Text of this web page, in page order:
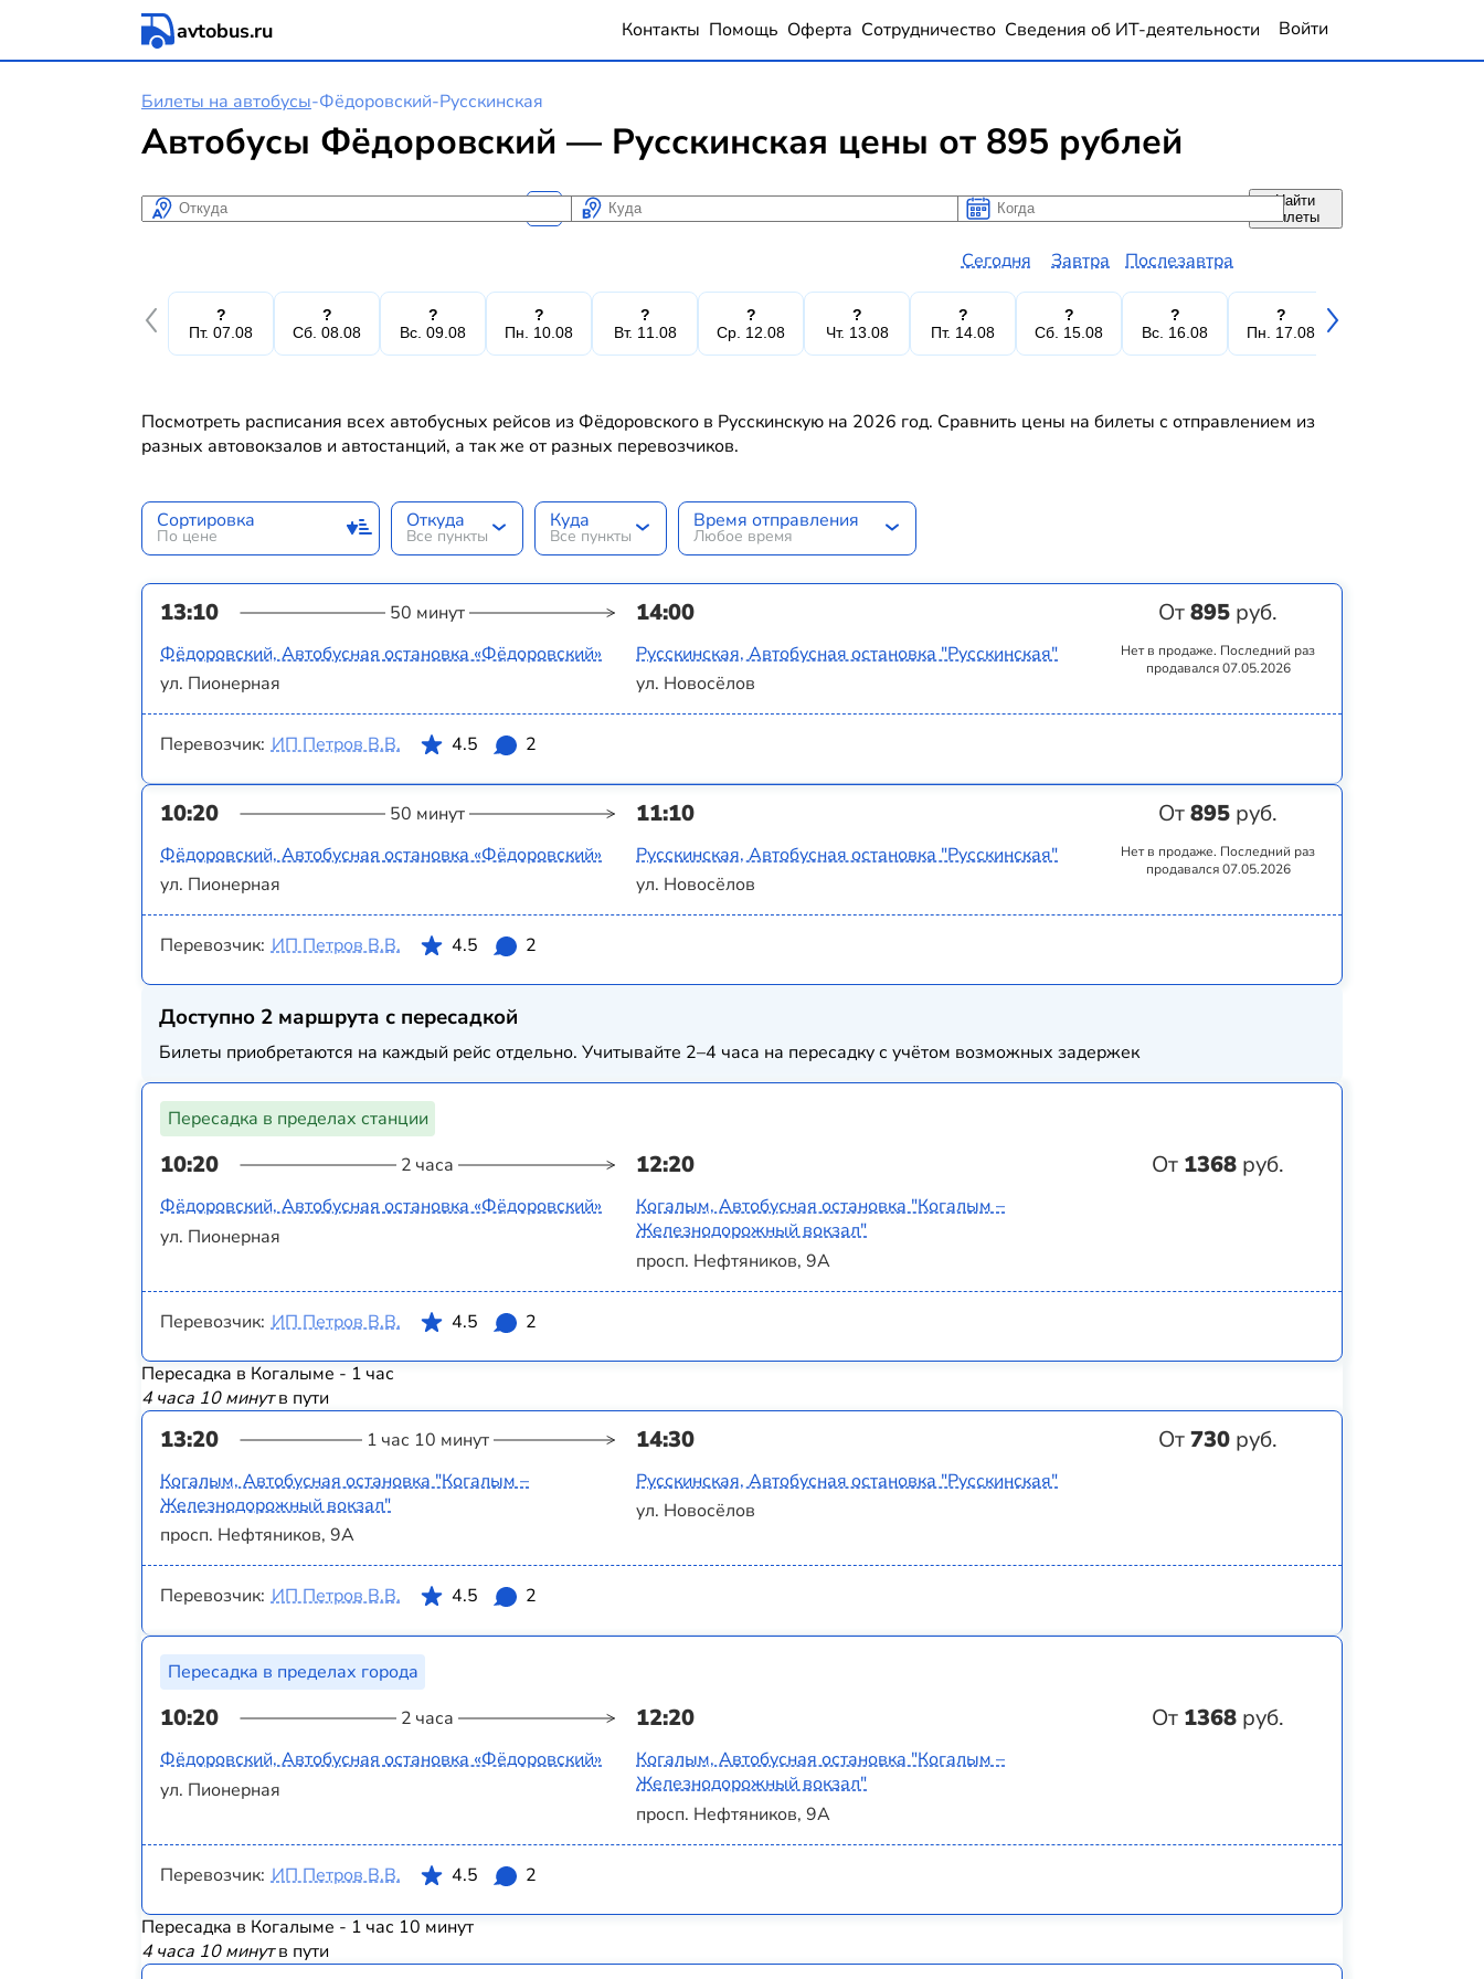
avtobus.ru Контакты Помощь Оферта Сотрудничество Сведения об ИТ-деятельности Войти
Билеты на автобусы-Фёдоровский-Русскинская
Автобусы Фёдоровский — Русскинская цены от 895 рублей
Откуда Куда Когда
Когда
Сегодня Завтра Послезавтра
Найти
билеты
?
Пт. 07.08
?
Сб. 08.08
?
Вс. 09.08
?
Пн. 10.08
?
Вт. 11.08
?
Ср. 12.08
?
Чт. 13.08
?
Пт. 14.08
?
Сб. 15.08
?
Вс. 16.08
?
Пн. 17.08
Посмотреть расписания всех автобусных рейсов из Фёдоровского в Русскинскую на 2026 год. Сравнить цены на билеты с отправлением из
разных автовокзалов и автостанций, а так же от разных перевозчиков.
Сортировка
По цене
Откуда
Все пункты
Куда
Все пункты
Время отправления
Любое время
13:10 50 минут 14:00 От895 руб.
Фёдоровский, Автобусная остановка «Фёдоровский»
ул. Пионерная
Русскинская, Автобусная остановка "Русскинская"
ул. Новосёлов
Нет в продаже. Последний раз
продавался 07.05.2026
Перевозчик: ИП Петров В.В. 4.5 2
10:20 50 минут 11:10 От895 руб.
Фёдоровский, Автобусная остановка «Фёдоровский»
ул. Пионерная
Русскинская, Автобусная остановка "Русскинская"
ул. Новосёлов
Нет в продаже. Последний раз
продавался 07.05.2026
Перевозчик: ИП Петров В.В. 4.5 2
Доступно 2 маршрута с пересадкой
Билеты приобретаются на каждый рейс отдельно. Учитывайте 2–4 часа на пересадку с учётом возможных задержек
Пересадка в пределах станции
10:20 2 часа 12:20 От 1368 руб.
Фёдоровский, Автобусная остановка «Фёдоровский»
ул. Пионерная
Когалым, Автобусная остановка "Когалым –
Железнодорожный вокзал"
просп. Нефтяников, 9А
Перевозчик: ИП Петров В.В. 4.5 2
Пересадка в Когалыме - 1 час
4 часа 10 минутв пути
13:20 1 час 10 минут 14:30 От730 руб.
Когалым, Автобусная остановка "Когалым –
Железнодорожный вокзал"
просп. Нефтяников, 9А
Русскинская, Автобусная остановка "Русскинская"
ул. Новосёлов
Перевозчик: ИП Петров В.В. 4.5 2
Пересадка в пределах города
10:20 2 часа 12:20 От 1368 руб.
Фёдоровский, Автобусная остановка «Фёдоровский»
ул. Пионерная
Когалым, Автобусная остановка "Когалым –
Железнодорожный вокзал"
просп. Нефтяников, 9А
Перевозчик: ИП Петров В.В. 4.5 2
Пересадка в Когалыме - 1 час 10 минут
4 часа 10 минутв пути